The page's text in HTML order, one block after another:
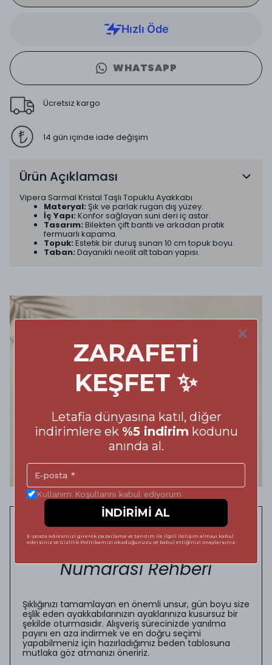
WHATSAPP
Ücretsiz kargo
14 gün içinde iade değişim
Ürün Açıklaması
Vipera Sarmal Kristal Taşlı Topuklu Ayakkabı
Materyal: Şık ve parlak rugan dış yüzey.
İç Yapı: Konfor sağlayan suni deri iç astar.
Tasarım: Bilekten çift bantlı ve arkadan pratik
fermuarlı kapama.
Topuk: Estetik bir duruş sunan 10 cm topuk boyu.
Taban: Dayanıklı neolit alt taban yapısı.
Adımlarınızda Kusursuz
Konfor: Doğru Ayakkabı
Numarası Rehberi
Şıklığınızı tamamlayan en önemli unsur, gün boyu size
eşlik eden ayakkabılarınızın ayaklarınıza kusursuz bir
şekilde oturmasıdır. Alışveriş sürecinizde yanılma
payını en aza indirmek ve en doğru seçimi
yapabilmeniz için hazırladığımız beden tablosuna
mutlaka göz atmanızı öneririz.
ZARAFETİ
KEŞFET ✨
Letafia dünyasına katıl, diğer
indirimlere ek %5 indirim kodunu
anında al.
Kullanım Koşullarını kabul ediyorum
İNDİRİMİ AL
E-posta adresinizi girerek pazarlama ve tanıtım ile ilgili iletişim almayı kabul
edersiniz ve Gizlilik Politikamızı okuduğunuzu ve kabul ettiğinizi onaylarsınız.